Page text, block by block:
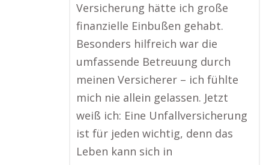
Versicherung hätte ich große
finanzielle Einbußen gehabt.
Besonders hilfreich war die
umfassende Betreuung durch
meinen Versicherer – ich fühlte
mich nie allein gelassen. Jetzt
weiß ich: Eine Unfallversicherung
ist für jeden wichtig, denn das
Leben kann sich in